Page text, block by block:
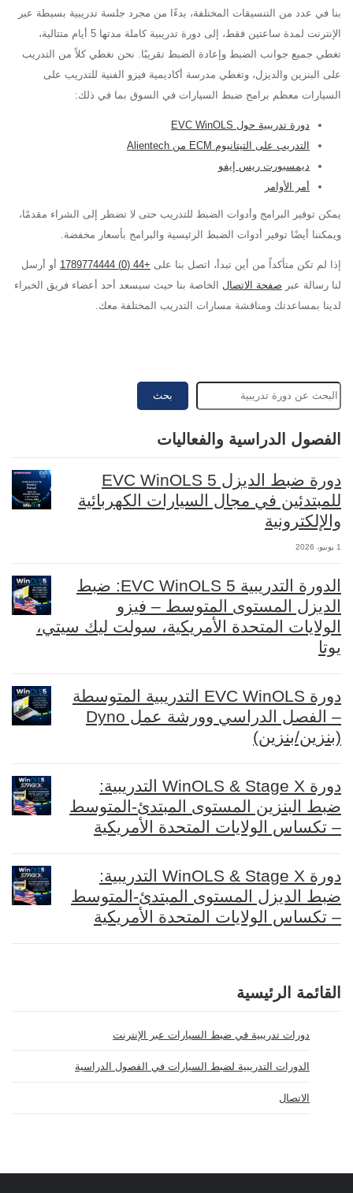
بنا في عدد من التنسيقات المختلفة، بدءًا من مجرد جلسة تدريبية بسيطة عبر
الإنترنت لمدة ساعتين فقط، إلى دورة تدريبية كاملة مدتها 5 أيام متتالية،
تغطي جميع جوانب الضبط وإعادة الضبط تقريبًا. نحن نغطي كلاً من التدريب
على البنزين والديزل، وتغطي مدرسة أكاديمية فيزو الفنية للتدريب على
السيارات معظم برامج ضبط السيارات في السوق بما في ذلك:
دورة تدريبية حول EVC WinOLS
التدريب على التيتانيوم ECM من Alientech
ديمسبورت ريس إيفو
أمر الأوامر
يمكن توفير البرامج وأدوات الضبط للتدريب حتى لا تضطر إلى الشراء مقدمًا،
ويمكننا أيضًا توفير أدوات الضبط الرئيسية والبرامج بأسعار مخفضة.
إذا لم تكن متأكداً من أين تبدأ، اتصل بنا على +44 (0) 1789774444
أو أرسل
لنا رسالة عبر صفحة الاتصال الخاصة بنا حيث سيسعد أحد أعضاء فريق الخبراء
لدينا بمساعدتك ومناقشة مسارات التدريب المختلفة معك.
بحث
الفصول الدراسية والفعاليات
دورة ضبط الديزل EVC WinOLS 5
للمبتدئين في مجال السيارات الكهربائية
والإلكترونية
1 يونيو، 2026
الدورة التدريبية EVC WinOLS 5: ضبط
الديزل المستوى المتوسط – فيزو
الولايات المتحدة الأمريكية، سولت ليك سيتي،
يوتا
دورة EVC WinOLS التدريبية المتوسطة
– الفصل الدراسي وورشة عمل Dyno
(بنزين/بنزين)
دورة WinOLS & Stage X التدريبية:
ضبط البنزين المستوى المبتدئ-المتوسط
– تكساس الولايات المتحدة الأمريكية
دورة WinOLS & Stage X التدريبية:
ضبط الديزل المستوى المبتدئ-المتوسط
– تكساس الولايات المتحدة الأمريكية
القائمة الرئيسية
دورات تدريبية في ضبط السيارات عبر الإنترنت
الدورات التدريبية لضبط السيارات في الفصول الدراسية
الاتصال